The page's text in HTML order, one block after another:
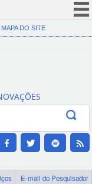
(COVID-19)
Canais
MAPA DO SITE
E-mail do Pesquisador